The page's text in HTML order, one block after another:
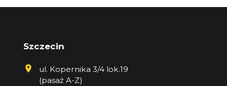
Szczecin
ul. Kopernika 3/4 lok.19
(pasaż A-Z)